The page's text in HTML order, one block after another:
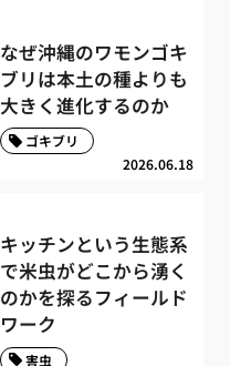
なぜ沖縄のワモンゴキ
ブリは本土の種よりも
大きく進化するのか
2026.06.18
ゴキブリ
キッチンという生態系
で米虫がどこから湧く
のかを探るフィールド
ワーク
害虫